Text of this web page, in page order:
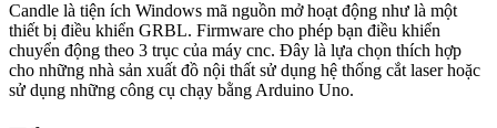
Candle là tiện ích Windows mã nguồn mở hoạt động như là một
thiết bị điều khiển GRBL. Firmware cho phép bạn điều khiển
chuyển động theo 3 trục của máy cnc. Đây là lựa chọn thích hợp
cho những nhà sản xuất đồ nội thất sử dụng hệ thống cắt laser hoặc
sử dụng những công cụ chạy bằng Arduino Uno.